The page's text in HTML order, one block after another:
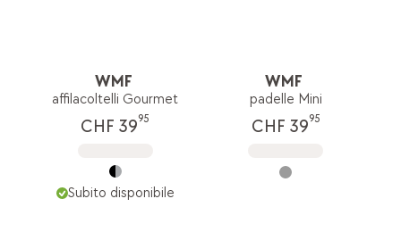
WMF
affilacoltelli Gourmet
CHF 3995
Subito disponibile
WMF
padelle Mini
CHF 3995